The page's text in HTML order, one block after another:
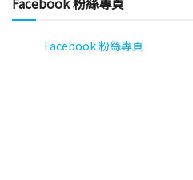
Facebook 粉絲專頁